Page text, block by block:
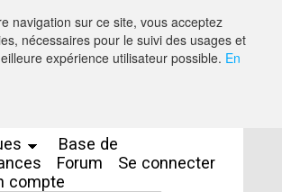
Base de
Forum
Se connecter
compte
navigation sur ce site, vous acceptez
nécessaires pour le suivi des usages et
expérience utilisateur possible. En